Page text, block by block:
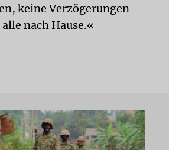
keine Verzögerungen
nach Hause.«